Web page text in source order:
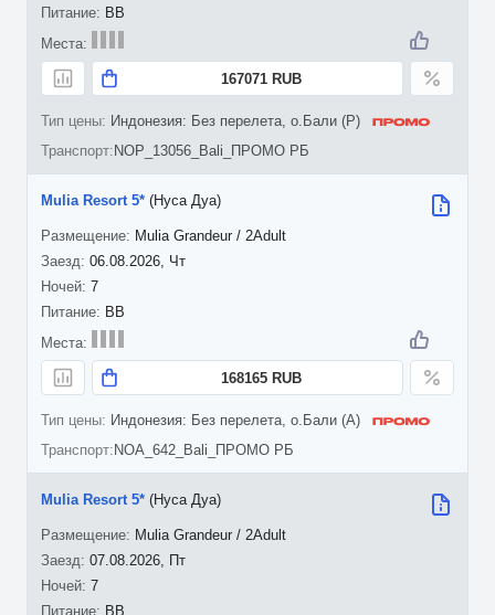
BB
167071 RUB
Индонезия: Без перелета, о.Бали (P)
NOP_13056_Bali_ПРОМО РБ
06.08.2026, Чт
7
Mulia Resort 5* (Нуса Дуа)
Mulia Grandeur / 2Adult
BB
168165 RUB
Индонезия: Без перелета, о.Бали (A)
NOA_642_Bali_ПРОМО РБ
07.08.2026, Пт
7
Mulia Resort 5* (Нуса Дуа)
Mulia Grandeur / 2Adult
BB